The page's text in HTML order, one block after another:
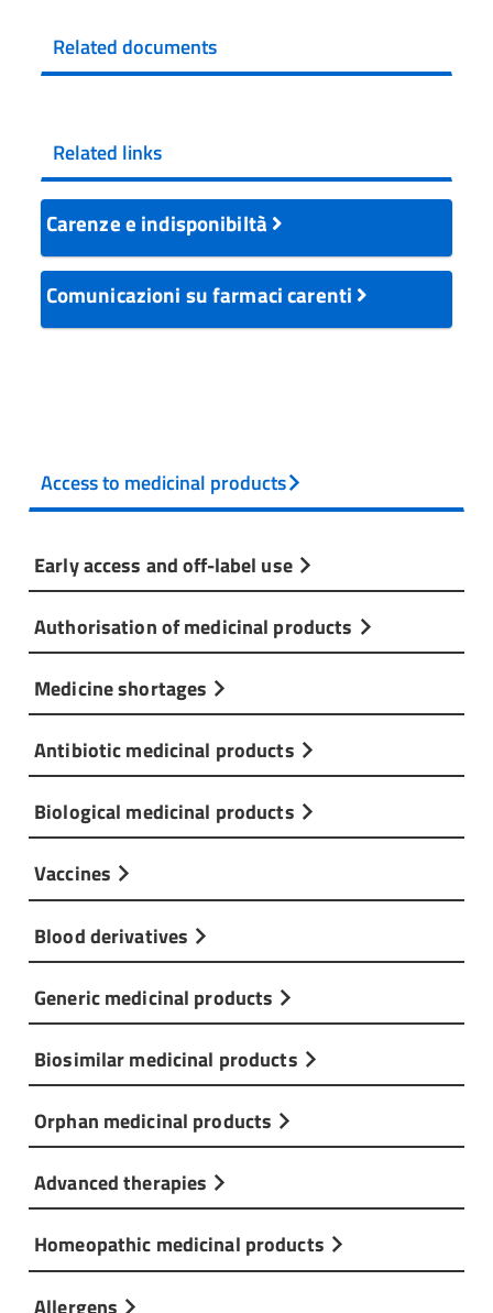
Related documents
Related links
Carenze e indisponibiltà
Comunicazioni su farmaci carenti
Access to medicinal products
Early access and off-label use
Authorisation of medicinal products
Medicine shortages
Antibiotic medicinal products
Biological medicinal products
Vaccines
Blood derivatives
Generic medicinal products
Biosimilar medicinal products
Orphan medicinal products
Advanced therapies
Homeopathic medicinal products
Allergens